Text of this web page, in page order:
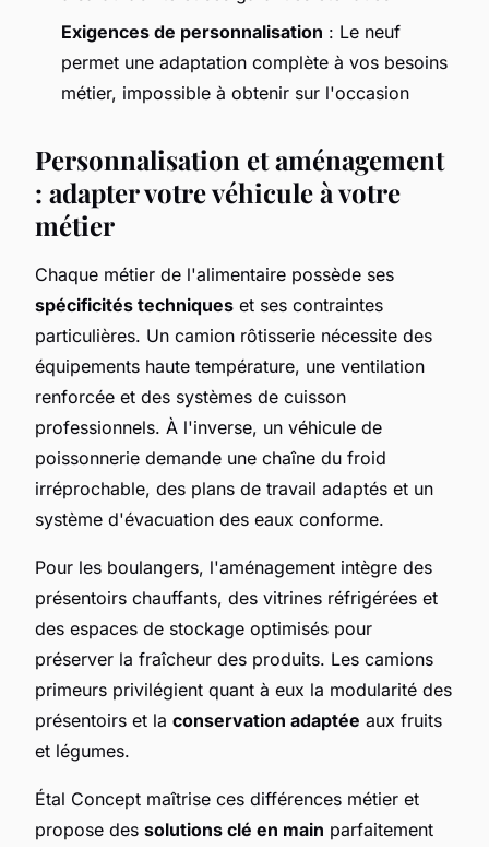
Exigences de personnalisation : Le neuf
permet une adaptation complète à vos besoins
métier, impossible à obtenir sur l'occasion
Personnalisation et aménagement
: adapter votre véhicule à votre
métier
Chaque métier de l'alimentaire possède ses
spécificités techniques et ses contraintes
particulières. Un camion rôtisserie nécessite des
équipements haute température, une ventilation
renforcée et des systèmes de cuisson
professionnels. À l'inverse, un véhicule de
poissonnerie demande une chaîne du froid
irréprochable, des plans de travail adaptés et un
système d'évacuation des eaux conforme.
Pour les boulangers, l'aménagement intègre des
présentoirs chauffants, des vitrines réfrigérées et
des espaces de stockage optimisés pour
préserver la fraîcheur des produits. Les camions
primeurs privilégient quant à eux la modularité des
présentoirs et la conservation adaptée aux fruits
et légumes.
Étal Concept maîtrise ces différences métier et
propose des solutions clé en main parfaitement